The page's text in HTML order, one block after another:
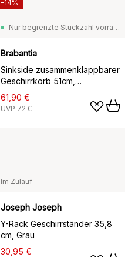
Nur begrenzte Stückzahl vorrätig
Brabantia
Sinkside zusammenklappbarer
Geschirrkorb 51cm,
Dunkelgrau
61,90 €
UVP 72 €
-14%
Im Zulauf
Joseph Joseph
Y-Rack Geschirrständer 35,8
cm, Grau
30,95 €